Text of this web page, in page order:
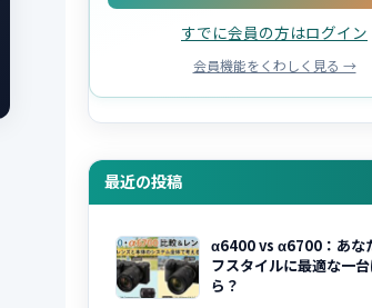
すでに会員の方はログイン
会員機能をくわしく見る →
最近の投稿
α6400 vs α6700：あな
フスタイルに最適な一
ら？